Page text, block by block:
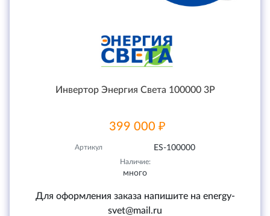
Инвертор Энергия Света 100000 3P
399 000 ₽
Артикул ES-100000
Наличие:
много
Для оформления заказа напишите на energy-
svet@mail.ru